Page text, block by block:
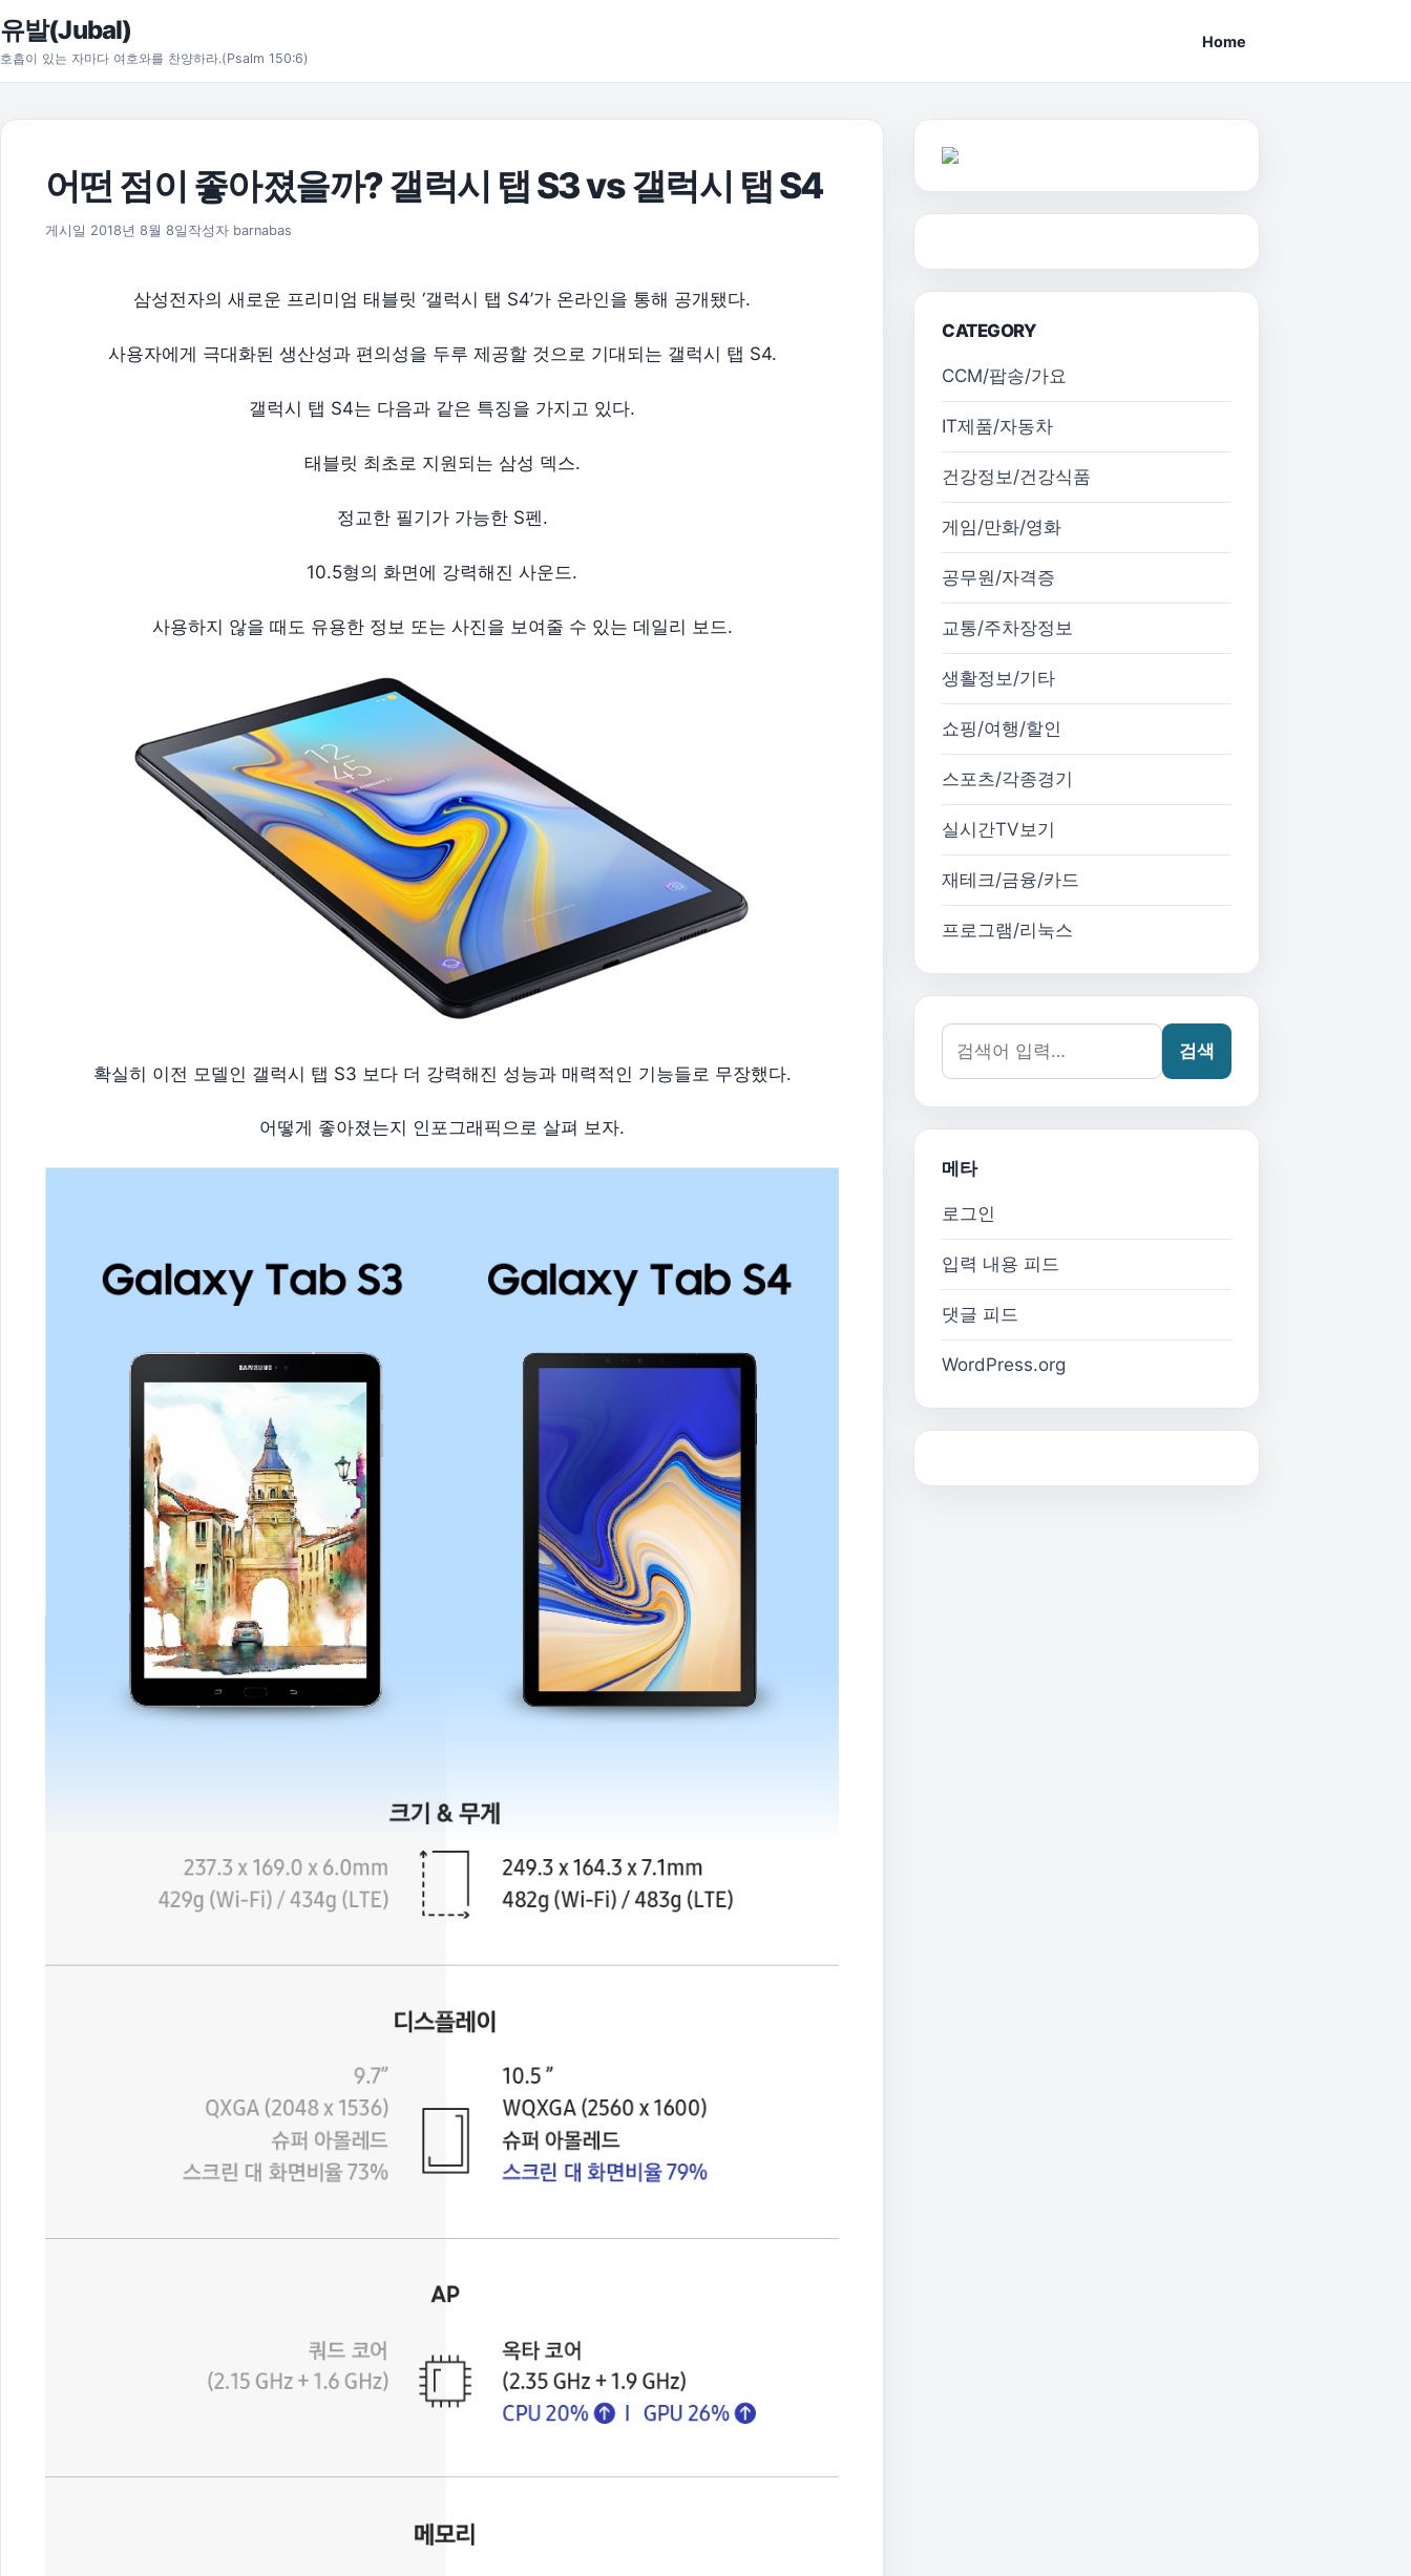
본문으로 건너뛰기
유발(Jubal)
호흡이 있는 자마다 여호와를 찬양하라.(Psalm 150:6)
Home
어떤 점이 좋아졌을까? 갤럭시 탭 S3 vs 갤럭시 탭 S4
게시일 2018년 8월 8일 2018년 8월 8일
작성자 barnabas
삼성전자의 새로운 프리미엄 태블릿 ‘갤럭시 탭 S4’가 온라인을 통해 공개됐다.
사용자에게 극대화된 생산성과 편의성을 두루 제공할 것으로 기대되는 갤럭시 탭 S4.
갤럭시 탭 S4는 다음과 같은 특징을 가지고 있다.
태블릿 최초로 지원되는 삼성 덱스.
정교한 필기가 가능한 S펜.
10.5형의 화면에 강력해진 사운드.
사용하지 않을 때도 유용한 정보 또는 사진을 보여줄 수 있는 데일리 보드.
확실히 이전 모델인 갤럭시 탭 S3 보다 더 강력해진 성능과 매력적인 기능들로 무장했다.
어떻게 좋아졌는지 인포그래픽으로 살펴 보자.
CATEGORY
CCM/팝송/가요
IT제품/자동차
건강정보/건강식품
게임/만화/영화
공무원/자격증
교통/주차장정보
생활정보/기타
쇼핑/여행/할인
스포츠/각종경기
실시간TV보기
재테크/금융/카드
프로그램/리눅스
검색어:
검색
메타
로그인
입력 내용 피드
댓글 피드
WordPress.org